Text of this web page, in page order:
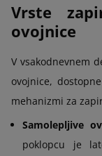
Vrste
ovojnice
V vsakodnevnem
ovojnice,
mehanizmi za
Samolepljive
poklopcu je